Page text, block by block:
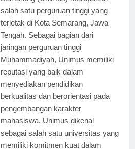
Semarang (Unimus) merupakan
salah satu perguruan tinggi yang
terletak di Kota Semarang, Jawa
Tengah. Sebagai bagian dari
jaringan perguruan tinggi
Muhammadiyah, Unimus memiliki
reputasi yang baik dalam
menyediakan pendidikan
berkualitas dan berorientasi pada
pengembangan karakter
mahasiswa. Unimus dikenal
sebagai salah satu universitas yang